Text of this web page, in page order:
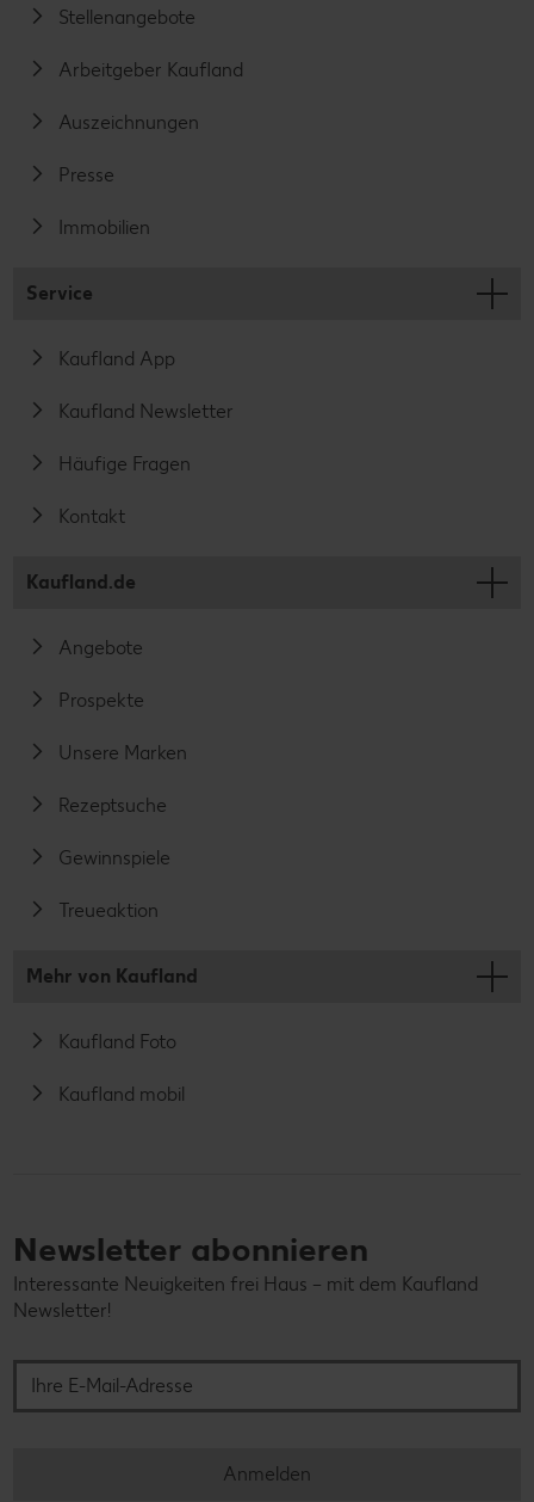
Stellenangebote
Arbeitgeber Kaufland
Auszeichnungen
Presse
Immobilien
Service
Kaufland App
Kaufland Newsletter
Häufige Fragen
Kontakt
Kaufland.de
Angebote
Prospekte
Unsere Marken
Rezeptsuche
Gewinnspiele
Treueaktion
Mehr von Kaufland
Kaufland Foto
Kaufland mobil
Newsletter abonnieren
Interessante Neuigkeiten frei Haus – mit dem Kaufland
Newsletter!
Anmelden